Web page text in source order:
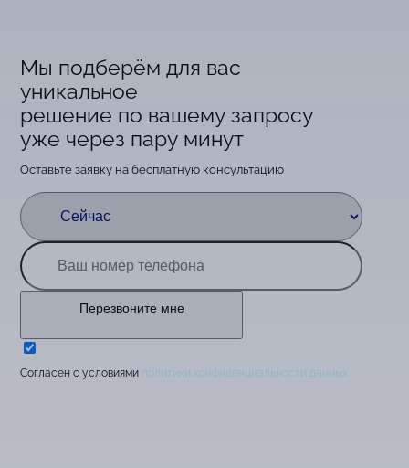
Мы подберём для вас
уникальное
решение по вашему запросу
уже через пару минут
Оставьте заявку на бесплатную консультацию
Перезвоните мне
Cогласен с условиями политики конфиденциальности данных